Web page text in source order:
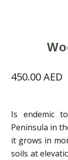
450.00AED
Is endemic
Peninsula in
it grows in
soils at